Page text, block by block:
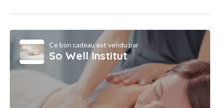
Ce bon cadeau est vendu par
So Well Institut